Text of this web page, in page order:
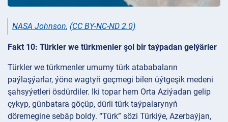
NASA Johnson, (CC BY-NC-ND 2.0)
Fakt 10: Türkler we türkmenler şol bir taýpadan gelýärler
Türkler we türkmenler umumy türk atababaların
paýlaşýarlar, ýöne wagtyň geçmegi bilen üýtgeşik medeni
şahsyýetleri ösdürdiler. Iki topar hem Orta Aziýadan gelip
çykyp, günbatara göçüp, dürli türk taýpalarynyň
döremegine sebäp boldy. “Türk” sözi Türkiýe, Azerbaýjan,